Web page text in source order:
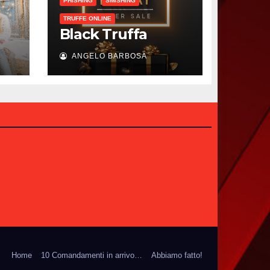
TRUFFE ONLINE
Black Truffa
ANGELO BARBOSA
Home 10 Comandamenti in arrivo… Abbiamo fatto!